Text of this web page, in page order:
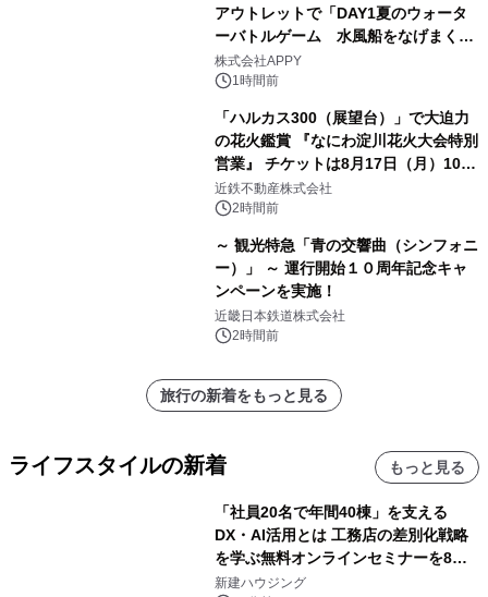
アウトレットで「DAY1夏のウォータ
ーバトルゲーム 水風船をなげまくろ
う！」を開催
株式会社APPY
1時間前
「ハルカス300（展望台）」で大迫力
の花火鑑賞 『なにわ淀川花火大会特別
営業』 チケットは8月17日（月）10時
00分から販売開始！
近鉄不動産株式会社
2時間前
～ 観光特急「青の交響曲（シンフォニ
ー）」 ～ 運行開始１０周年記念キャ
ンペーンを実施！
近畿日本鉄道株式会社
2時間前
旅行の新着をもっと見る
ライフスタイルの新着 もっと見る
「社員20名で年間40棟」を支える
DX・AI活用とは 工務店の差別化戦略
を学ぶ無料オンラインセミナーを8月
20日に開催
新建ハウジング